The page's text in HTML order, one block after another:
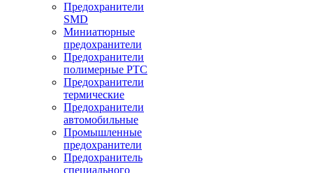
Предохранители
SMD
Миниатюрные
предохранители
Предохранители
полимерные PTC
Предохранители
термические
Предохранители
автомобильные
Промышленные
предохранители
Предохранитель
специального